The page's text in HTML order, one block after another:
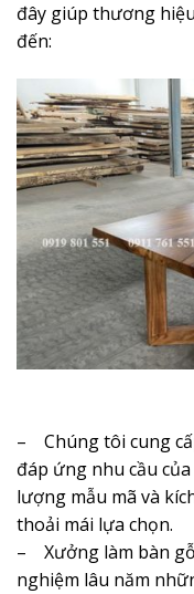
đây giúp thương
đến:
– Chúng tôi cung
đáp ứng nhu cầu
lượng mẫu mã và
thoải mái lựa chọn.
– Xưởng làm bàn
nghiệm lâu năm